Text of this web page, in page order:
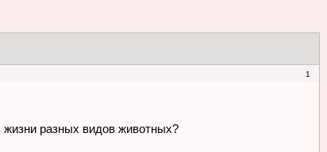
1
жизни разных видов животных?